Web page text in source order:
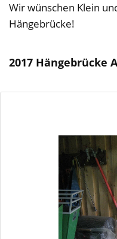
Wir wünschen Klein
Hängebrücke!
2017 Hängebrücke